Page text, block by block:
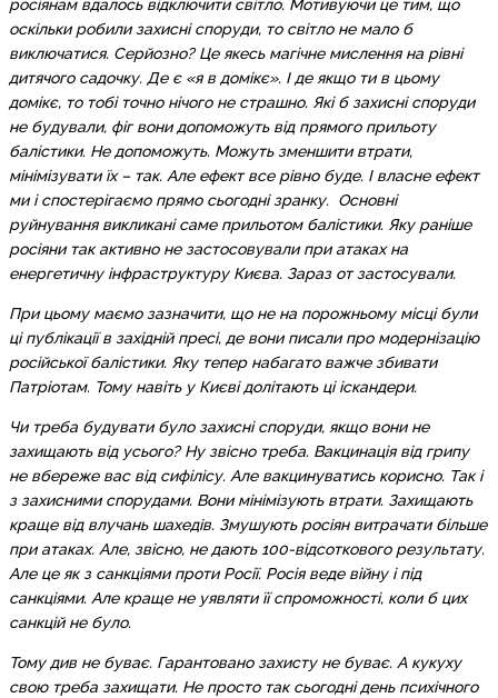
росіянам вдалось відключити світло. Мотивуючи це тим, що
оскільки робили захисні споруди, то світло не мало б
виключатися. Серйозно? Це якесь магічне мислення на рівні
дитячого садочку. Де є «я в домікє». І де якщо ти в цьому
домікє, то тобі точно нічого не страшно. Які б захисні споруди
не будували, фіг вони допоможуть від прямого прильоту
балістики. Не допоможуть. Можуть зменшити втрати,
мінімізувати їх – так. Але ефект все рівно буде. І власне ефект
ми і спостерігаємо прямо сьогодні зранку. Основні
руйнування викликані саме прильотом балістики. Яку раніше
росіяни так активно не застосовували при атаках на
енергетичну інфраструктуру Києва. Зараз от застосували.
При цьому маємо зазначити, що не на порожньому місці були
ці публікації в західній пресі, де вони писали про модернізацію
російської балістики. Яку тепер набагато важче збивати
Патріотам. Тому навіть у Києві долітають ці іскандери.
Чи треба будувати було захисні споруди, якщо вони не
захищають від усього? Ну звісно треба. Вакцинація від грипу
не вбереже вас від сифілісу. Але вакцинуватись корисно. Так і
з захисними спорудами. Вони мінімізують втрати. Захищають
краще від влучань шахедів. Змушують росіян витрачати більше
при атаках. Але, звісно, не дають 100-відсоткового результату.
Але це як з санкціями проти Росії. Росія веде війну і під
санкціями. Але краще не уявляти її спроможності, коли б цих
санкцій не було.
Тому див не буває. Гарантовано захисту не буває. А кукуху
свою треба захищати. Не просто так сьогодні день психічного